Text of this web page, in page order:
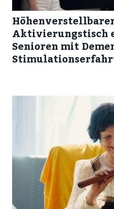
Aktivierungstisch
Senioren mit